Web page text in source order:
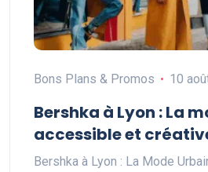
Bons Plans & Promos 10
Bershka à Lyon : La
accessible et
Bershka à Lyon : La Mode